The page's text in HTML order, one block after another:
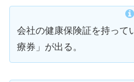
会社の健康保険証を持って
療券」が出る。